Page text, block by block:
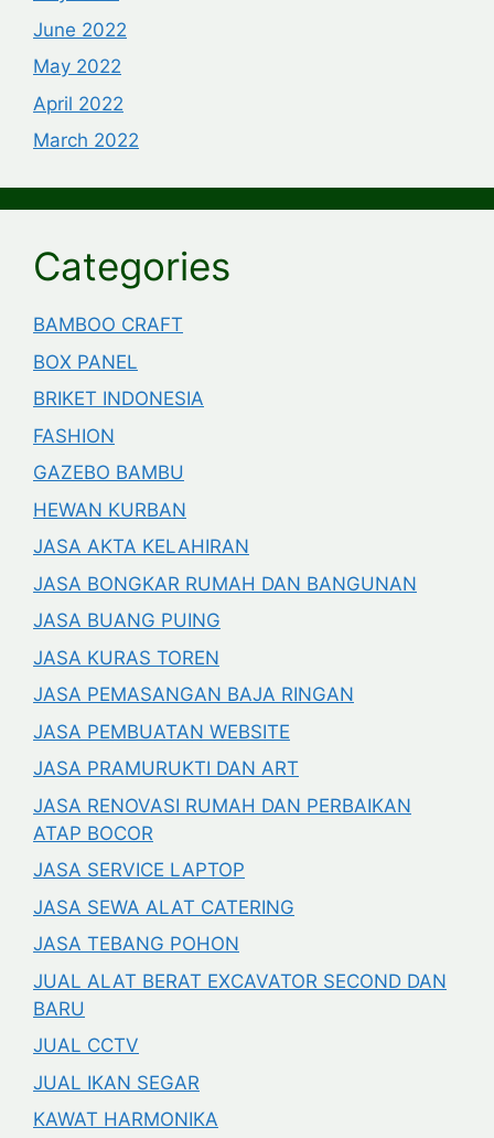
June 2022
May 2022
April 2022
March 2022
Categories
BAMBOO CRAFT
BOX PANEL
BRIKET INDONESIA
FASHION
GAZEBO BAMBU
HEWAN KURBAN
JASA AKTA KELAHIRAN
JASA BONGKAR RUMAH DAN BANGUNAN
JASA BUANG PUING
JASA KURAS TOREN
JASA PEMASANGAN BAJA RINGAN
JASA PEMBUATAN WEBSITE
JASA PRAMURUKTI DAN ART
JASA RENOVASI RUMAH DAN PERBAIKAN
ATAP BOCOR
JASA SERVICE LAPTOP
JASA SEWA ALAT CATERING
JASA TEBANG POHON
JUAL ALAT BERAT EXCAVATOR SECOND DAN
BARU
JUAL CCTV
JUAL IKAN SEGAR
KAWAT HARMONIKA